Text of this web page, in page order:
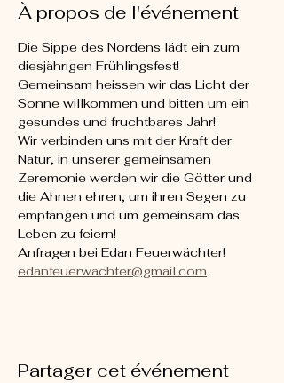
À propos de l'événement
Die Sippe des Nordens lädt ein zum
diesjährigen Frühlingsfest!
Gemeinsam heissen wir das Licht der
Sonne willkommen und bitten um ein
gesundes und fruchtbares Jahr!
Wir verbinden uns mit der Kraft der
Natur, in unserer gemeinsamen
Zeremonie werden wir die Götter und
die Ahnen ehren, um ihren Segen zu
empfangen und um gemeinsam das
Leben zu feiern!
Anfragen bei Edan Feuerwächter!
edanfeuerwachter@gmail.com
Partager cet événement